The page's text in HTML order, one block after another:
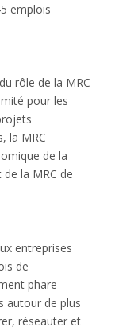
emplois
rôle de la MRC
pour les
la MRC
de la
la MRC de
entreprises
de
phare
autour de plus
réseauter et